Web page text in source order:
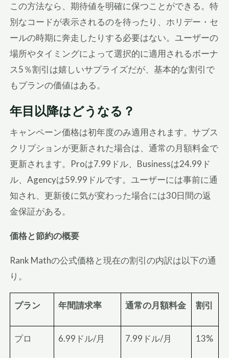
この方法なら、期待値を明確に保つことができる。特
別なコードが表示されるのを待ったり、ホリデー・セ
ールの時期に奔走したりする必要はない。ユーザーの
場所やタイミングによって選択的に適用されるボーナ
ス5％割引は嬉しいサプライズだが、基本的な割引で
もプランの価値はある。
年目以降はどうなる？
キャンペーン価格は初年度のみ適用されます。サブス
クリプションが更新された場合は、通常の月額料金で
更新されます。Proは7.99ドル、Businessは24.99ド
ル、Agencyは59.99ドルです。ユーザーには事前に通
知され、更新後に気が変わった場合には30日間の返
金保証がある。
価格と節約の概要
Rank Mathの公式価格と現在の割引の内訳は以下の通
り。
プラン 年間請求率 通常の月額料金 割引
プロ 6.99ドル/月 7.99ドル/月 13%